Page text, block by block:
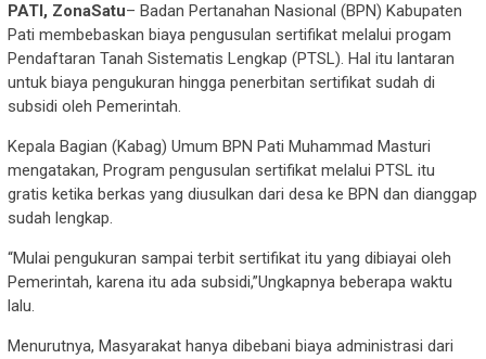
PATI, ZonaSatu– Badan Pertanahan Nasional (BPN) Kabupaten
Pati membebaskan biaya pengusulan sertifikat melalui progam
Pendaftaran Tanah Sistematis Lengkap (PTSL). Hal itu lantaran
untuk biaya pengukuran hingga penerbitan sertifikat sudah di
subsidi oleh Pemerintah.
Kepala Bagian (Kabag) Umum BPN Pati Muhammad Masturi
mengatakan, Program pengusulan sertifikat melalui PTSL itu
gratis ketika berkas yang diusulkan dari desa ke BPN dan dianggap
sudah lengkap.
“Mulai pengukuran sampai terbit sertifikat itu yang dibiayai oleh
Pemerintah, karena itu ada subsidi,”Ungkapnya beberapa waktu
lalu.
Menurutnya, Masyarakat hanya dibebani biaya administrasi dari